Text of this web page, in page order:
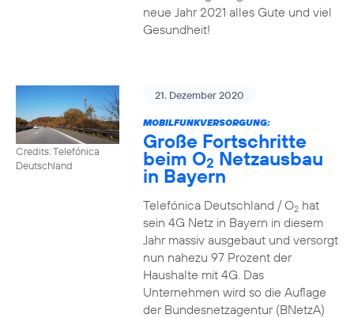
neue Jahr 2021 alles Gute und viel
Gesundheit!
Credits: Telefónica
Deutschland
21. Dezember 2020
MOBILFUNKVERSORGUNG:
Große Fortschritte
beim O2 Netzausbau
in Bayern
Telefónica Deutschland / O2hat
sein 4G Netz in Bayern in diesem
Jahr massiv ausgebaut und versorgt
nun nahezu 97 Prozent der
Haushalte mit 4G. Das
Unternehmen wird so die Auflage
der Bundesnetzagentur (BNetzA)